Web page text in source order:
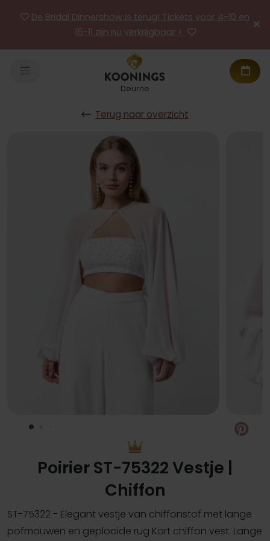
De Bridal Dinnershow is terug! Tickets voor 4-10 en
15-11 zijn nu verkrijgbaar >
Deurne
Terug naar overzicht
Poirier ST-75322 Vestje |
Chiffon
ST-75322 - Elegant vestje van chiffonstof met lange
pofmouwen en geplooide rug Kort chiffon vest. Lange